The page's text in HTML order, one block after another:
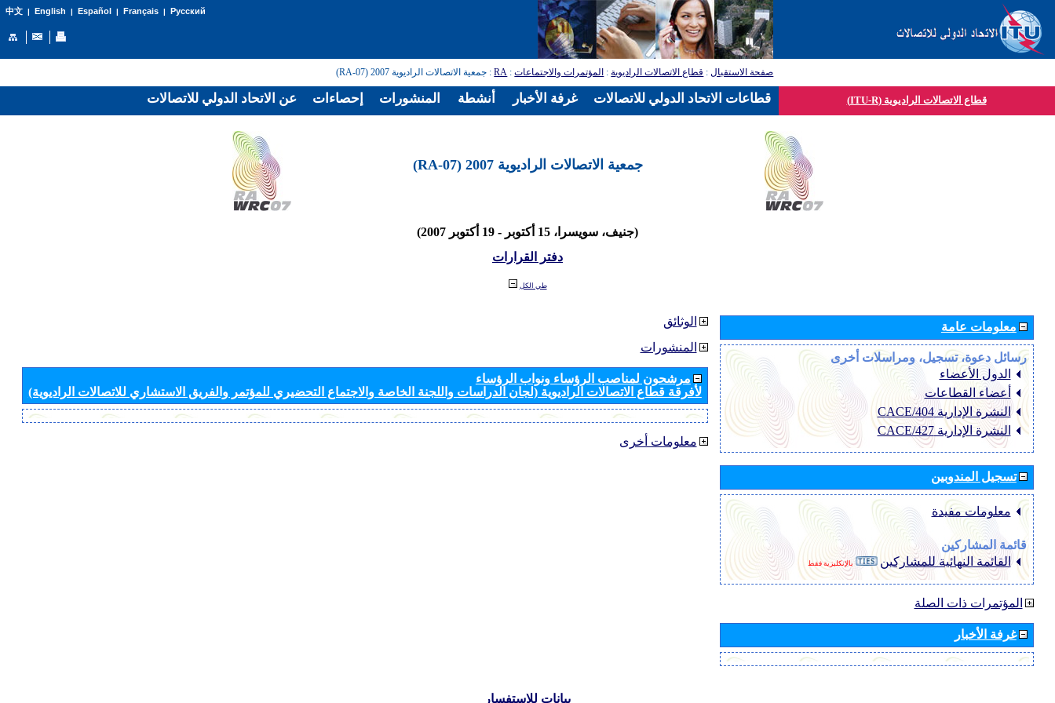
中文| English | Español | Français| Русский
صفحة الاستقبال: قطاع الاتصالات الراديوية: المؤتمرات والاجتماعات:
RA: جمعية الاتصالات الراديوية 2007 (RA-07)
قطاع الاتصالات الراديوية (ITU-R)
جمعية الاتصالات الراديوية 2007 (RA-07)
(جنيف، سويسرا، 15 أكتوبر - 19 أكتوبر 2007)
دفتر القرارات
طي الكل
الوثائق
المنشورات
مرشحون لمناصب الرؤساء ونواب الرؤساء
لأفرقة قطاع الاتصالات الراديوية (لجان الدراسات واللجنة الخاصة والاجتماع التحضيري للمؤتمر والفريق الاستشاري للاتصالات الراديوية)
معلومات أخرى
معلومات عامة
رسائل دعوة، تسجيل، ومراسلات أخرى
الدول الأعضاء
أعضاء القطاعات
النشرة الإدارية CACE/404
النشرة الإدارية CACE/427
تسجيل المندوبين
معلومات مفيدة
قائمة المشاركين
القائمة النهائية للمشاركين
بالإنكليزية فقط
المؤتمرات ذات الصلة
غرفة الأخبار
بيانات للاستفسار
عن الاتحاد الدولي للاتصالات إحصاءات المنشورات أنشطة غرفة الأخبار قطاعات الاتحاد الدولي للاتصالات